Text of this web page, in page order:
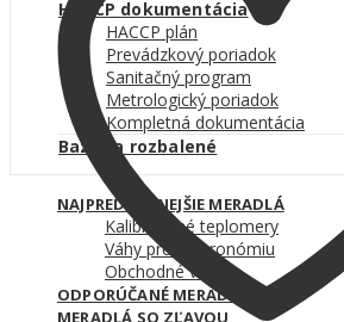
HACCP dokumentácia
HACCP plán
Prevádzkový poriadok
Sanitačný program
Metrologický poriadok
Kompletná dokumentácia
Bazár a rozbalené
NAJPREDÁVANEJŠIE MERADLÁ
Kalibrované teplomery
Váhy pre gastronómiu
Obchodné váhy
ODPORÚČANÉ MERADLÁ
MERADLÁ SO ZĽAVOU